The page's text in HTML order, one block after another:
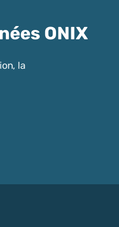
ONIX
la